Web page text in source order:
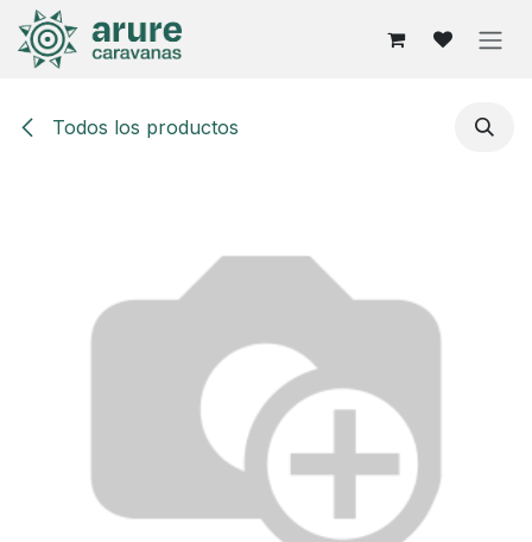
Ir al contenido
Todos los productos